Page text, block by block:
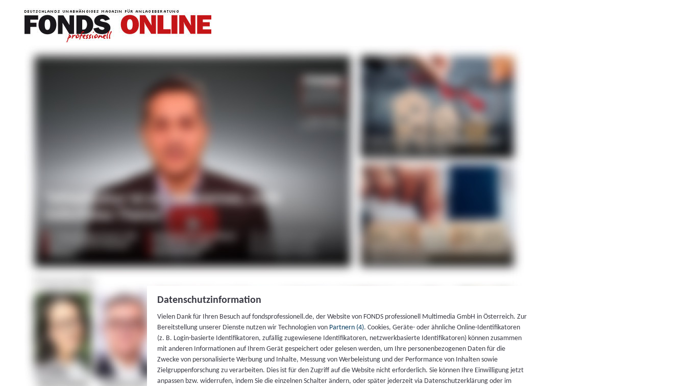
Datenschutzinformation
Vielen Dank für Ihren Besuch auf fondsprofessionell.de, der Website von FONDS professionell Multimedia GmbH in Österreich. Zur
Bereitstellung unserer Dienste nutzen wir Technologien von Partnern (4). Cookies, Geräte- oder ähnliche Online-Identifikatoren
(z. B. Login-basierte Identifikatoren, zufällig zugewiesene Identifikatoren, netzwerkbasierte Identifikatoren) können zusammen
mit anderen Informationen auf Ihrem Gerät gespeichert oder gelesen werden, um Ihre personenbezogenen Daten für die
Zwecke von personalisierte Werbung und Inhalte, Messung von Werbeleistung und der Performance von Inhalten sowie
Zielgruppenforschung zu verarbeiten. Dies ist für den Zugriff auf die Website nicht erforderlich. Sie können Ihre Einwilligung jetzt
anpassen bzw. widerrufen, indem Sie die einzelnen Schalter ändern, oder später jederzeit via Datenschutzerklärung oder im